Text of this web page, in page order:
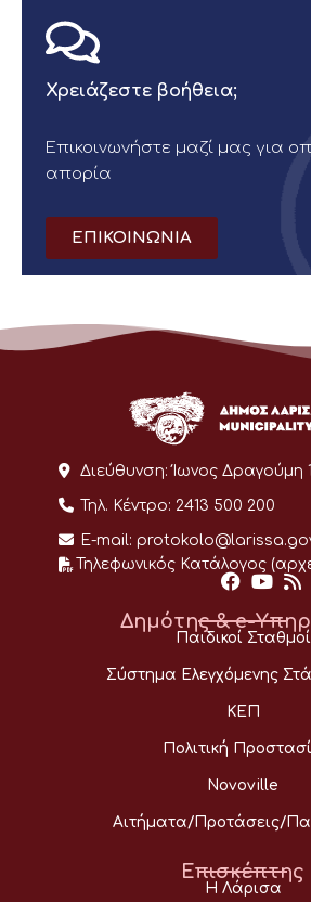
Χρειάζεστε βοήθεια;
Επικοινωνήστε μαζί μας για
απορία
ΕΠΙΚΟΙΝΩΝΙΑ
Διεύθυνση: Ίωνος Δραγούμη
Τηλ. Κέντρο: 2413 500 200
E-mail:
Τηλεφωνικός Κατάλογος
Δημότης & e-
Παιδικοί Σταθμοί
Σύστημα Ελεγχόμενης
ΚΕΠ
Πολιτική
Novoville
Αιτήματα/Προτάσεις/
Επισκέπτης
Η Λάρισα